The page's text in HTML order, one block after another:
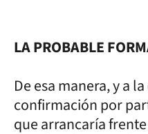
LA PROBABLE
De esa manera, y a
confirmación por
que arrancaría